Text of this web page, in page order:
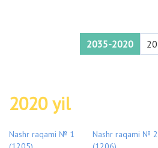
2035-2020
2020 yil
Nashr raqami № 1
Nashr raqami № 2